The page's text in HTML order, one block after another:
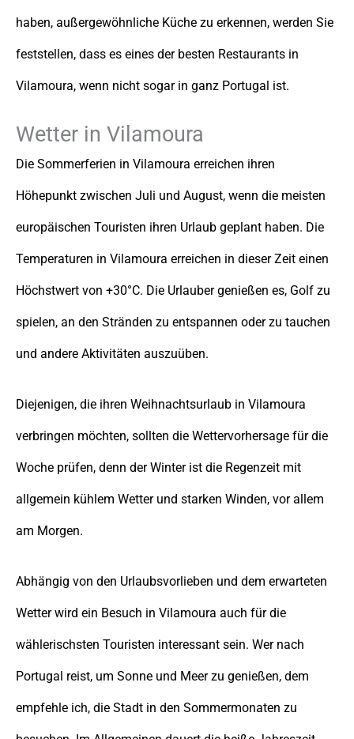
haben, außergewöhnliche Küche zu erkennen, werden Sie
feststellen, dass es eines der besten Restaurants in
Vilamoura, wenn nicht sogar in ganz Portugal ist.
Wetter in Vilamoura
Die Sommerferien in Vilamoura erreichen ihren
Höhepunkt zwischen Juli und August, wenn die meisten
europäischen Touristen ihren Urlaub geplant haben. Die
Temperaturen in Vilamoura erreichen in dieser Zeit einen
Höchstwert von +30°C. Die Urlauber genießen es, Golf zu
spielen, an den Stränden zu entspannen oder zu tauchen
und andere Aktivitäten auszuüben.
Diejenigen, die ihren Weihnachtsurlaub in Vilamoura
verbringen möchten, sollten die Wettervorhersage für die
Woche prüfen, denn der Winter ist die Regenzeit mit
allgemein kühlem Wetter und starken Winden, vor allem
am Morgen.
Abhängig von den Urlaubsvorlieben und dem erwarteten
Wetter wird ein Besuch in Vilamoura auch für die
wählerischsten Touristen interessant sein. Wer nach
Portugal reist, um Sonne und Meer zu genießen, dem
empfehle ich, die Stadt in den Sommermonaten zu